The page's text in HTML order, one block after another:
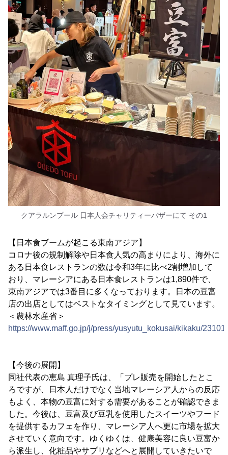
クアラルンプール 日本人会チャリティーバザーにて その1
【日本食ブームが起こる東南アジア】
コロナ後の規制解除や日本食人気の高まりにより、海外に
ある日本食レストランの数は令和3年に比べ2割増加して
おり、マレーシアにある日本食レストランは1,890件で、
東南アジアでは3番目に多くなっております。日本の豆富
店の出店としてはベストなタイミングとして見ています。
＜農林水産省＞
https://www.maff.go.jp/j/press/yusyutu_kokusai/kikaku/
【今後の展開】
同社代表の恵島 真理子氏は、「プレ販売を開始したとこ
ろですが、日本人だけでなく当地マレーシア人からの反応
もよく、本物の豆富に対する需要があることが確認できま
した。今後は、豆富及び豆乳を使用したスイーツやフード
を提供するカフェを作り、マレーシア人へ更に市場を拡大
させていく意向です。ゆくゆくは、健康美容に良い豆富か
ら派生し、化粧品やサプリなどへと展開していきたいで